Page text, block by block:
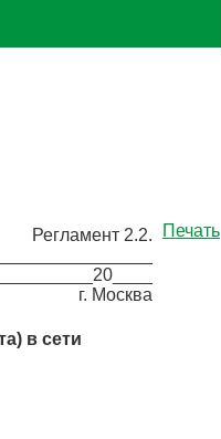
Печать
Регламент 2.2.
г. Москва
в сети